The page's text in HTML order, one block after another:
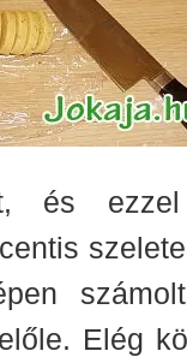
és
Elég